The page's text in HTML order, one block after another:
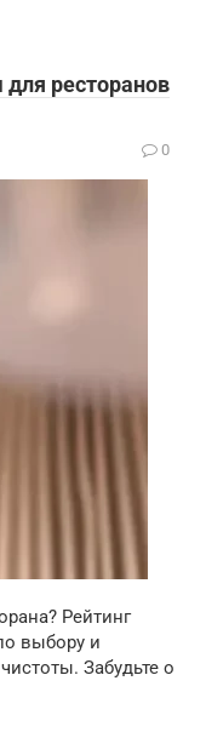
ресторанов
0
Рейтинг
выбору и
Забудьте о